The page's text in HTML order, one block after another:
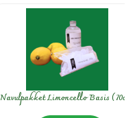
Navulpakket Limoncello Basis (70cl)